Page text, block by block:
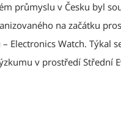
průmyslu v Česku byl
na začátku
– Electronics Watch. Týkal
v prostředí Střední